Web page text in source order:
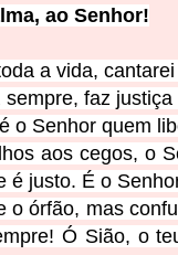
ao Senhor!
a vida,
faz
o Senhor quem
aos cegos, o
é justo. É o
órfão, mas
Ó Sião, o